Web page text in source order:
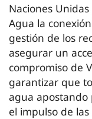
Naciones
Agua la
gestión de los
asegurar un
compromiso de
garantizar que
agua apostando
el impulso de las